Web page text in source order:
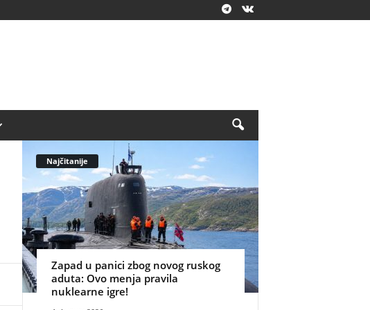
Najčitanije
Zapad u panici zbog novog ruskog
aduta: Ovo menja pravila
nuklearne igre!